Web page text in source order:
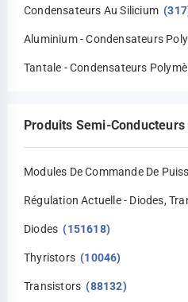
Condensateurs Au Silicium
Aluminium - Condensateurs
Tantale - Condensateurs
Produits Semi-
Modules De Commande De
Régulation Actuelle - Diodes,
Diodes (151618)
Thyristors (10046)
Transistors (88132)